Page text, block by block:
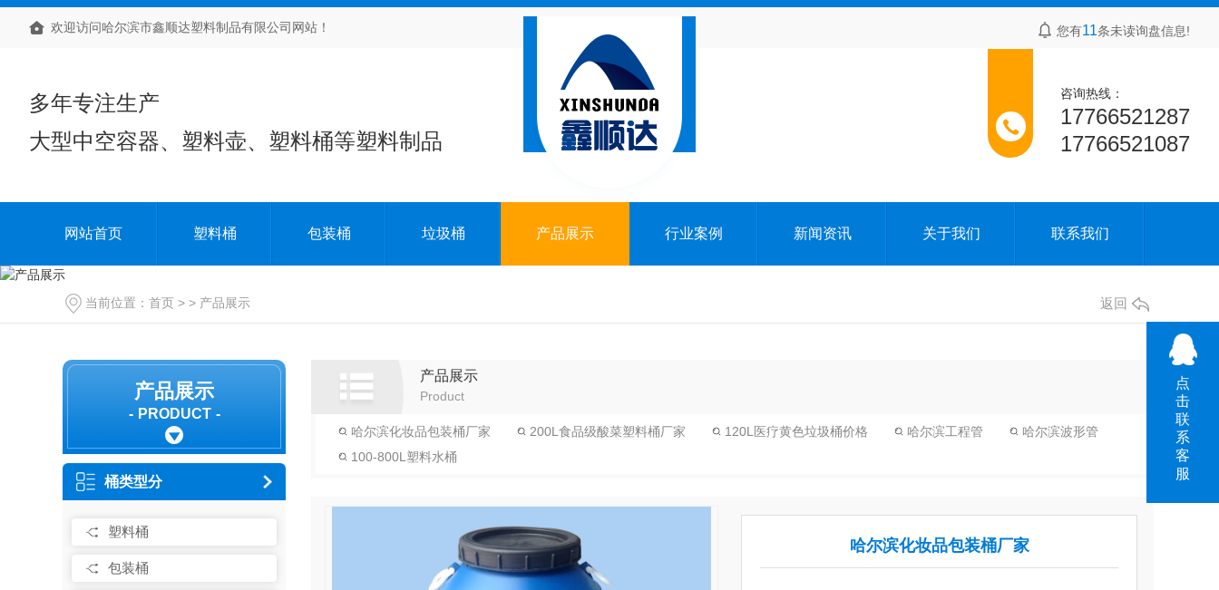
欢迎访问哈尔滨市鑫顺达塑料制品有限公司网站！ 您有11条未读询盘信息!
多年专注生产
大型中空容器、塑料壶、塑料桶等塑料制品
咨询热线：
17766521287
17766521087
网站首页 塑料桶 包装桶 垃圾桶 产品展示 行业案例 新闻资讯 关于我们 联系我们
当前位置： 首页 > > 产品展示 返回
产品展示
PRODUCT
桶类型分
塑料桶
包装桶
产品展示
Product
哈尔滨化妆品包装桶厂家 200L食品级酸菜塑料桶厂家 120L医疗黄色垃圾桶价格 哈尔滨工程管
哈尔滨波形管
100-800L塑料水桶
哈尔滨化妆品包装桶厂家
点
击
联
系
客
服